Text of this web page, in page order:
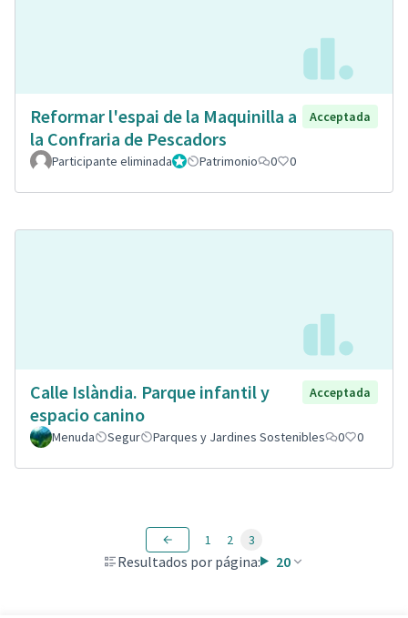
Reformar l'espai de la Maquinilla a
la Confraria de Pescadors
Acceptada
Participante eliminadaAdministrador
Patrimonio 0 0
Calle Islàndia. Parque infantil y
espacio canino
Acceptada
Menuda Segur Parques y Jardines Sostenibles 0 0
Resultados por página: 20
1 2 3